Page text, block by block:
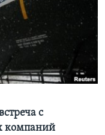
с
компаний